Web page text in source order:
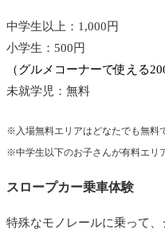
中学生以上：1,000円
小学生：500円
（グルメコーナーで使える
未就学児：無料
※入場無料エリアはどなたでも無料
※中学生以下のお子さんが有料エリ
スロープカー乗車体験
特殊なモノレールに乗って